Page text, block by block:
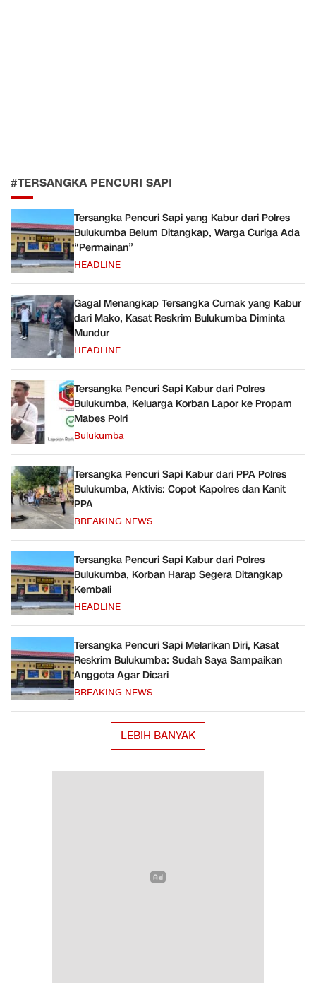
#TERSANGKA PENCURI SAPI
Tersangka Pencuri Sapi yang Kabur dari Polres
Bulukumba Belum Ditangkap, Warga Curiga Ada
“Permainan”
HEADLINE
Gagal Menangkap Tersangka Curnak yang Kabur
dari Mako, Kasat Reskrim Bulukumba Diminta
Mundur
HEADLINE
Tersangka Pencuri Sapi Kabur dari Polres
Bulukumba, Keluarga Korban Lapor ke Propam
Mabes Polri
Bulukumba
Tersangka Pencuri Sapi Kabur dari PPA Polres
Bulukumba, Aktivis: Copot Kapolres dan Kanit
PPA
BREAKING NEWS
Tersangka Pencuri Sapi Kabur dari Polres
Bulukumba, Korban Harap Segera Ditangkap
Kembali
HEADLINE
Tersangka Pencuri Sapi Melarikan Diri, Kasat
Reskrim Bulukumba: Sudah Saya Sampaikan
Anggota Agar Dicari
BREAKING NEWS
LEBIH BANYAK